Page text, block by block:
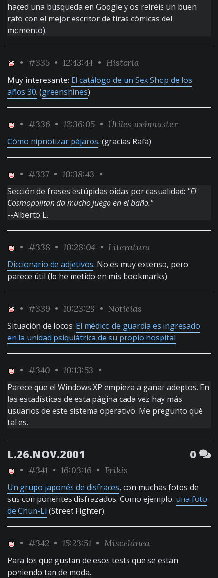
haced una búsqueda en Google y os reiréis un buen
rato con el mejor escritor de tiras cómicas del
momento).
• #335 • 12:43:44 • Historia
Muy interesante: El catálogo de un Sex Shop de los
años 30. (greenshines)
• #336 • 12:36:05 • Útiles webmaster
Cómo hipnotizar pájaros. (gracias Rafa)
• #337 • 10:38:43 •
Sección de frases estúpidas oidas por casualidad: "El
Cosmopolitan da mucho juego en el baño."
--Alberto L.
• #338 • 10:28:04 • Literatura
Diccionario de adjetivos. No es muy extenso, pero
parece útil (lo he metido en mis bookmarks)
• #339 • 10:23:28 • Noticias
Situación de locos: El médico de guardia es ingresado
en la unidad psiquiátrica de su propio hospital
• #340 • 10:13:53 •
Parece que el Windows XP empieza a ganar adeptos. En
las estadísticas de esta página cada vez hay más
usuarios de este sistema operativo. Me pregunto qué
tal es.
L.26.NOV.2001 0
• #341 • 16:03:16 • Frikis
Un grupo japonés de disfraces, con muchas fotos de
sus componentes disfrazados. Como ejemplo: una foto
de Chun-Li (Street Fighter).
• #342 • 15:23:51 • Miscelánea
Para los que gustan de esos tests que se están
poniendo tan de moda.